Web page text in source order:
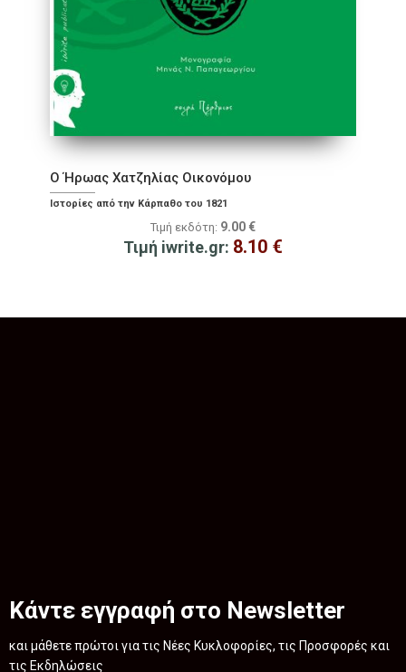
Ο Ήρωας Χατζηλίας Οικονόμου
Ιστορίες από την Κάρπαθο του 1821
Τιμή εκδότη: 9.00 €
Τιμή iwrite.gr: 8.10 €
Κάντε εγγραφή στο Newsletter
και μάθετε πρώτοι για τις Νέες Κυκλοφορίες, τις Προσφορές και
τις Εκδηλώσεις